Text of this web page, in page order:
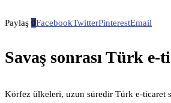
Paylaş 0FacebookTwitterPinterestEmail
Savaş sonrası Türk
Körfez ülkeleri, uzun süredir Türk e-ticaret